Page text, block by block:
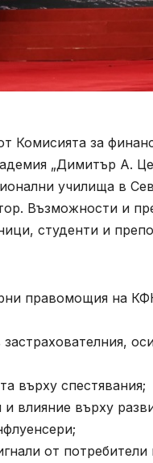
Комисията за
„Димитър А.
училища в
Възможности и
студенти и
правомощия на
върху спестявания;
влияние върху
от